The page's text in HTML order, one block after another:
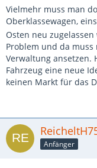
Vielmehr muss man
Oberklassewagen,
Osten neu
Problem und da
Verwaltung ansetzen.
Fahrzeug eine neue
keinen Markt für das
Anfänger